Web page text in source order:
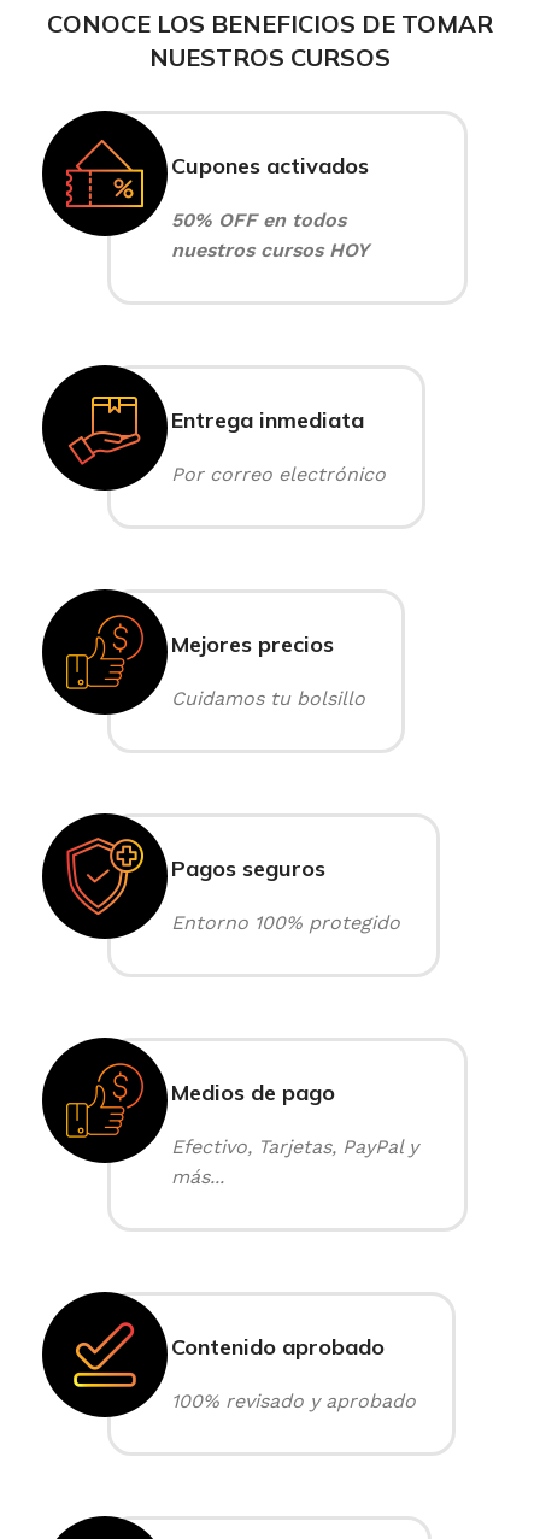
CONOCE LOS BENEFICIOS DE TOMAR
NUESTROS CURSOS
Cupones activados
50% OFF en todos
nuestros cursos HOY
Entrega inmediata
Por correo electrónico
Mejores precios
Cuidamos tu bolsillo
Pagos seguros
Entorno 100% protegido
Medios de pago
Efectivo, Tarjetas, PayPal y
más...
Contenido aprobado
100% revisado y aprobado